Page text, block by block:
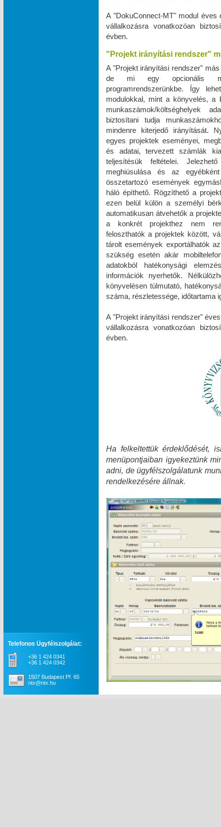
A "DokuConnect-MT" modul
vállalkozásra vonatkozóan
évben.
"Projekt irányítási rendszer"
A "Projekt irányítási rendszer"
de mi egy opcionális
programrendszerünkbe. Így
modulokkal, mint a könyvelés, a
munkaszámok/költséghelyek
biztosítani tudja
mindenre kiterjedő irányítását.
egyes projektek eseményei,
és adatai, tervezett számlák
teljesítésük feltételei.
meghiúsulása és az
összetartozó események
háló építhető. Rögzíthető a
ezen belül külön a személyi
automatikusan átvehetők a
a konkrét projekthez nem
feloszthatók a projektek között,
tárolt események exportálhatók
szükség esetén akár
adatokból hatékonysági
információk nyerhetők.
könyvelésen túlmutató,
száma, részletessége, időtartama
A "Projekt irányítási rendszer"
vállalkozásra vonatkozóan
évben.
Ha felkeltettük érdeklődését,
menüpontjaiban igyekeztünk
adni, de ügyfélszolgálatunk
rendelkezésére állnak.
Telefonos Ügyfélszolgálat:
+36 1 424 0341
+36 1 424 0342
1507 Budapest Pf. 65
ntx@ntx.hu